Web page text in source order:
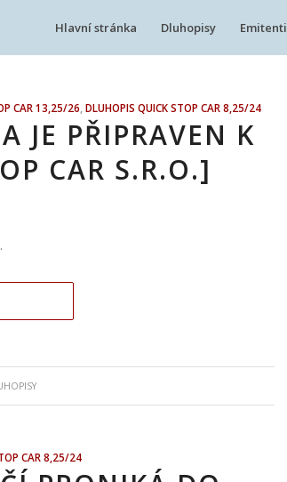
Hlavní stránka Dluhopisy Emitenti
CAR 13,25/26 ,DLUHOPIS QUICK STOP CAR 8,25/24
JE PŘIPRAVEN K
CAR S.R.O.]
CAR 8,25/24